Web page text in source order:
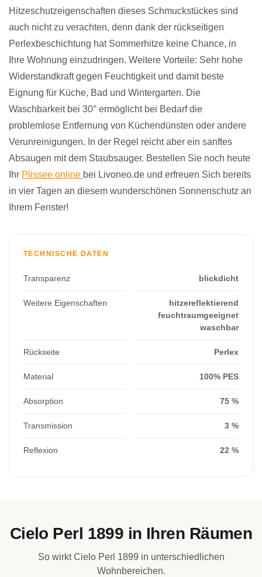
Hitzeschutzeigenschaften dieses Schmuckstückes sind
auch nicht zu verachten, denn dank der rückseitigen
Perlexbeschichtung hat Sommerhitze keine Chance, in
Ihre Wohnung einzudringen. Weitere Vorteile: Sehr hohe
Widerstandkraft gegen Feuchtigkeit und damit beste
Eignung für Küche, Bad und Wintergarten. Die
Waschbarkeit bei 30° ermöglicht bei Bedarf die
problemlose Entfernung von Küchendünsten oder andere
Verunreinigungen. In der Regel reicht aber ein sanftes
Absaugen mit dem Staubsauger. Bestellen Sie noch heute
Ihr Plissee online bei Livoneo.de und erfreuen Sich bereits
in vier Tagen an diesem wunderschönen Sonnenschutz an
Ihrem Fenster!
TECHNISCHE DATEN
Transparenz blickdicht
Weitere Eigenschaften
hitzereflektierend
feuchtraumgeeignet
waschbar
Rückseite Perlex
Material 100% PES
Absorption 75 %
Transmission 3 %
Reflexion 22 %
Cielo Perl 1899 in Ihren Räumen
So wirkt Cielo Perl 1899 in unterschiedlichen
Wohnbereichen.